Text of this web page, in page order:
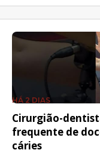
HÁ 2 DIAS
Cirurgião-
frequente de
cáries